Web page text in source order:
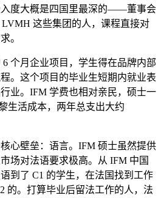
入度大概是四国里最深的——董事会
LVMH 这些集团的人，课程直接对
。
个月企业项目，学生得在品牌内部
。这个项目的毕业生短期内就业表
业。IFM 学费也相对亲民，硕士一
生活成本，两年总支出大约
心壁垒：语言。IFM 硕士虽然提供
场对法语要求极高。从 IFM 中国
到了 C1 的学生，在法国找到工作
的。打算毕业后留法工作的人，法